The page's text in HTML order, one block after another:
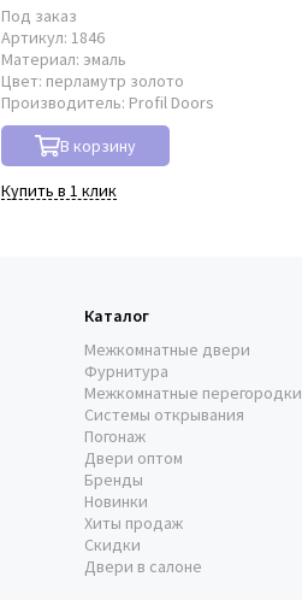
Под заказ
Артикул: 1846
Материал: эмаль
Цвет: перламутр золото
Производитель: Profil Doors
В корзину
Купить в 1 клик
Каталог
Межкомнатные двери
Фурнитура
Межкомнатные перегородки
Системы открывания
Погонаж
Двери оптом
Бренды
Новинки
Хиты продаж
Скидки
Двери в салоне